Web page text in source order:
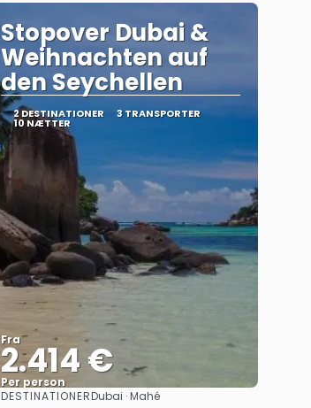
Stopover Dubai &
Weihnachten auf
den Seychellen
2 DESTINATIONER 3 TRANSPORTER
10 NÆTTER
Fra
2.414 €
Per person
DESTINATIONERDubai · Mahé